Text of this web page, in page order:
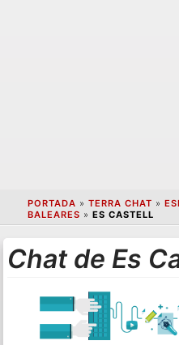
PORTADA » TERRA CHAT »
BALEARES » ES CASTELL
Chat de Es